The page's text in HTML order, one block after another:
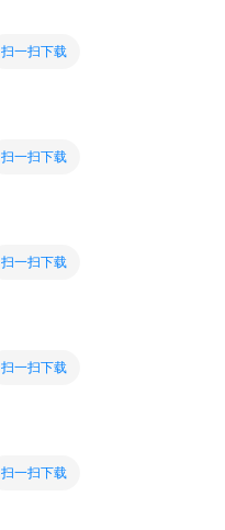
扫一扫下载
扫一扫下载
扫一扫下载
扫一扫下载
扫一扫下载